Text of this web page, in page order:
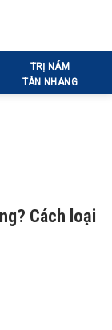
TRỊ NÁM
TÀN NHANG
Cách loại